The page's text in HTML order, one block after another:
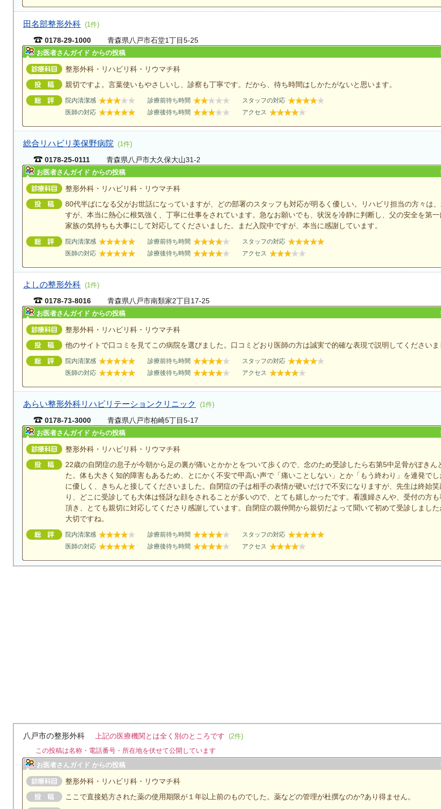
田名部整形外科 (1件)
0178-29-1000 青森県八戸市石堂1丁目5-25
お医者さんガイド からの投稿
整形外科・リハビリ科・リウマチ科
親切ですよ。言葉使いもやさしいし、診察も丁寧です。だから、待ち時間はしかたがないと思います。
院内清潔感 診療前待ち時間
スタッフの対応
医師の対応
診療後待ち時間 アクセス
総合リハビリ美保野病院 (1件)
0178-25-0111 青森県八戸市大久保大山31-2
お医者さんガイド からの投稿
整形外科・リハビリ科・リウマチ科
80代半ばになる父がお世話になっていますが、どの部署のスタッフも対応が明るく優しい。リハビリ担当の方々は
すが、本当に熱心に根気強く、丁寧に仕事をされています。急なお願いでも、状況を冷静に判断し、父の安全を第一
家族の気持ちも大事にして対応してくださいました。まだ入院中ですが、本当に感謝しています。
院内清潔感 診療前待ち時間
スタッフの対応
医師の対応
診療後待ち時間 アクセス
よしの整形外科 (1件)
0178-73-8016 青森県八戸市南類家2丁目17-25
お医者さんガイド からの投稿
整形外科・リハビリ科・リウマチ科
他のサイトで口コミを見てこの病院を選びました。口コミどおり医師の方は誠実で的確な表現で説明してくださいま
院内清潔感 診療前待ち時間
スタッフの対応
医師の対応
診療後待ち時間 アクセス
あらい整形外科リハビリテーションクリニック (1件)
0178-71-3000 青森県八戸市柏崎5丁目5-17
お医者さんガイド からの投稿
整形外科・リハビリ科・リウマチ科
22歳の自閉症の息子が今朝から足の裏が痛いとかかとをついて歩くので、念のため受診したら右第5中足骨がぽきん
た。体も大きく知的障害もあるため、とにかく不安で甲高い声で「痛いことしない」とか「もう終わり」を連発で
に優しく、きちんと接してくださいました。自閉症の子は相手の表情が硬いだけで不安になりますが、先生は終始笑
り、どこに受診しても大体は怪訝な顔をされることが多いので、とても嬉しかったです。看護婦さんや、受付の方
頂き、とても親切に対応してくださり感謝しています。自閉症の親仲間から親切だよって聞いて初めて受診しまし
大切ですね。
院内清潔感 診療前待ち時間
スタッフの対応
医師の対応
診療後待ち時間 アクセス
八戸市の整形外科 上記の医療機関とは全く別のところです (2件)
この投稿は名称・電話番号・所在地を伏せて公開しています
お医者さんガイド からの投稿
整形外科・リハビリ科・リウマチ科
ここで直接処方された薬の使用期限が１年以上前のものでした。薬などの管理が杜撰なのか?あり得ません。